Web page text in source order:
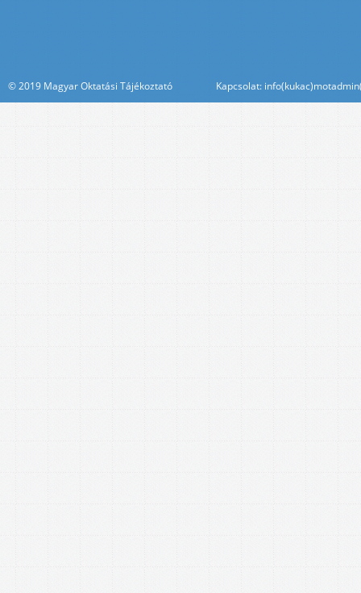
© 2019 Magyar Oktatási Tájékoztató Kapcsolat: